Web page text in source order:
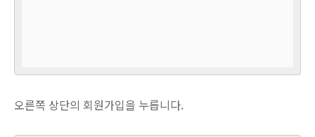
오른쪽 상단의 회원가입을 누릅니다.